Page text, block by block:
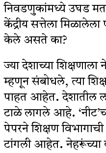
निवडणुकांमध्ये उघड
केंद्रीय सत्तेला
केले असते का?
ज्या देशाच्या
म्हणून संबोधले, त्या
पाहत आहेत. देशातील
टाळे लागले आहे.
पेपरने शिक्षण
टांगली आहेत.